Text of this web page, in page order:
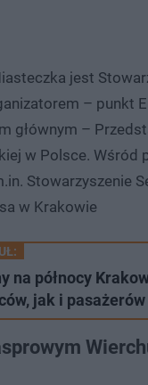
jest
– punkt
głównym –
w Polsce. Wśród
Stowarzyszenie
w Krakowie
na północy
jak i pasażerów